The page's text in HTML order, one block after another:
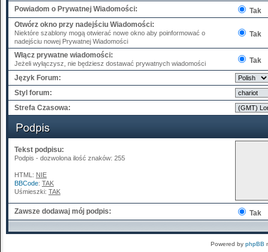
Powiadom o Prywatnej Wiadomości:
Tak
Otwórz okno przy nadejściu Wiadomości:
Niektóre szablony mogą otwierać nowe okno aby poinformować o
nadejściu nowej Prywatnej Wiadomości
Tak
Włącz prywatne wiadomości:
Jeżeli wyłączysz, nie będziesz dostawać prywatnych wiadomości Tak
Język Forum:
Styl forum:
Strefa Czasowa:
Tekst podpisu:
Podpis - dozwolona ilość znaków: 255
HTML: NIE
BBCode: TAK
Uśmieszki: TAK
Zawsze dodawaj mój podpis: Tak
Powered by phpBB